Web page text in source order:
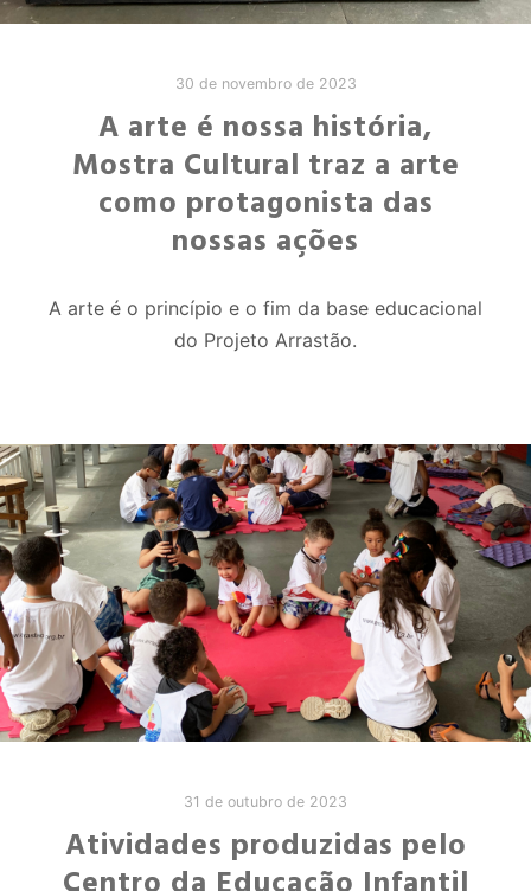
30 de novembro de 2023
A arte é nossa história,
Mostra Cultural traz a arte
como protagonista das
nossas ações
A arte é o princípio e o fim da base educacional
do Projeto Arrastão.
31 de outubro de 2023
Atividades produzidas pelo